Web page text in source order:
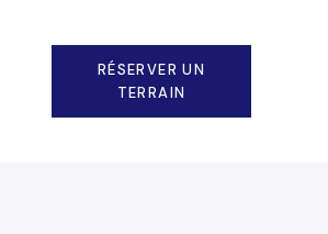
RÉSERVER UN
TERRAIN